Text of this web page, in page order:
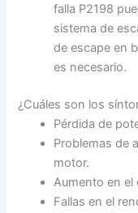
falla P2198
sistema de
de escape en
es necesario.
¿Cuáles son los
Pérdida de
Problemas de
motor.
Aumento en
Fallas en el